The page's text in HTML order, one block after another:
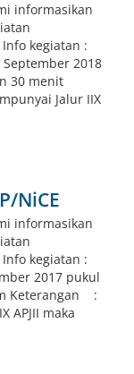
informasikan
kegiatan :
2018
30 menit
Jalur IIX
NiCE
informasikan
kegiatan :
2017 pukul
Keterangan :
APJII maka